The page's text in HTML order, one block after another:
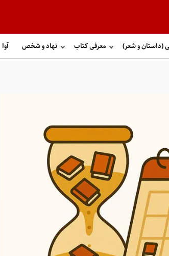
(داستان و شعر) معرفی کتاب نهاد و شخص آوا